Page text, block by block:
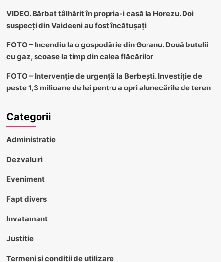
VIDEO. Bărbat tâlhărit în propria-i casă la Horezu. Doi
suspecți din Vaideeni au fost încătușați
FOTO – Incendiu la o gospodărie din Goranu. Două butelii
cu gaz, scoase la timp din calea flăcărilor
FOTO – Intervenție de urgență la Berbești. Investiție de
peste 1,3 milioane de lei pentru a opri alunecările de teren
Categorii
Administratie
Dezvaluiri
Eveniment
Fapt divers
Invatamant
Justitie
Termeni și condiții de utilizare